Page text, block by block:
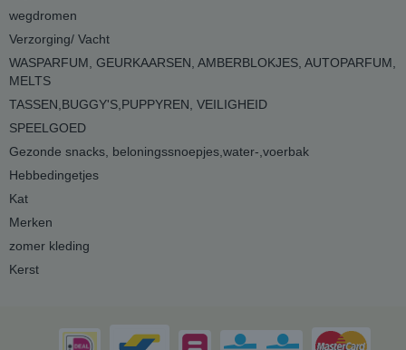
wegdromen
Verzorging/ Vacht
WASPARFUM, GEURKAARSEN, AMBERBLOKJES, AUTOPARFUM,
MELTS
TASSEN,BUGGY'S,PUPPYREN, VEILIGHEID
SPEELGOED
Gezonde snacks, beloningssnoepjes,water-,voerbak
Hebbedingetjes
Kat
Merken
zomer kleding
Kerst